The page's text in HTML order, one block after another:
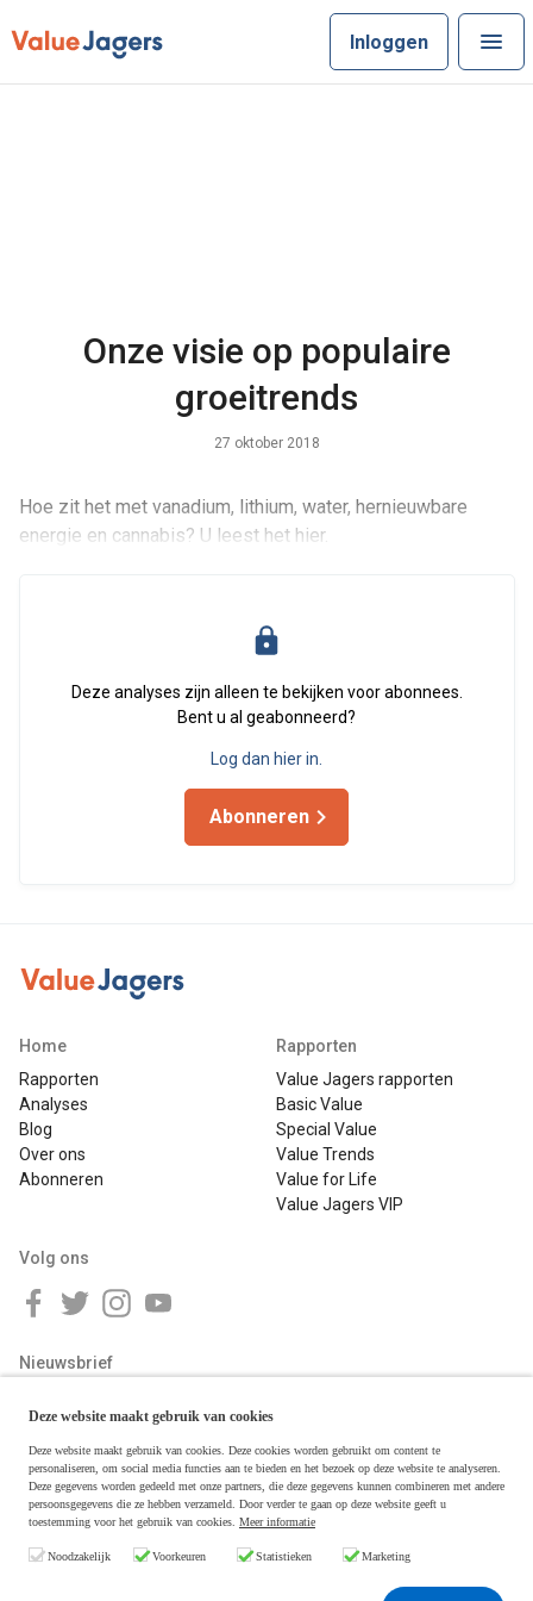
Inloggen
Onze visie op populaire
groeitrends
27 oktober 2018
Hoe zit het met vanadium, lithium, water, hernieuwbare
energie en cannabis? U leest het hier.
Deze analyses zijn alleen te bekijken voor abonnees.
Bent u al geabonneerd?
Log dan hier in.
Abonneren
Home
Rapporten
Analyses
Blog
Over ons
Abonneren
Rapporten
Value Jagers rapporten
Basic Value
Special Value
Value Trends
Value for Life
Value Jagers VIP
Volg ons
Nieuwsbrief
Deze website maakt gebruik van cookies
Deze website maakt gebruik van cookies. Deze cookies worden gebruikt om content te
personaliseren, om social media functies aan te bieden en het bezoek op deze website te analyseren.
Deze gegevens worden gedeeld met onze partners, die deze gegevens kunnen combineren met andere
persoonsgegevens die ze hebben verzameld. Door verder te gaan op deze website geeft u
toestemming voor het gebruik van cookies. Meer informatie
Noodzakelijk Voorkeuren Statistieken Marketing